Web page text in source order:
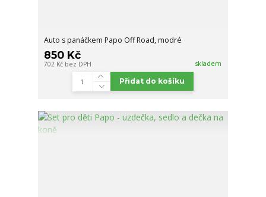
Auto s panáčkem Papo Off Road, modré
850 Kč
702 Kč bez DPH skladem
Přidat do košíku